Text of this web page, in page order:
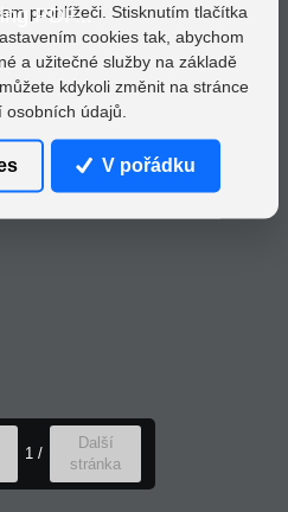
PDF...
1 /
Další
stránka
prohlížeči. Stisknutím tlačítka
cookies tak, abychom
a užitečné služby na základě
kdykoli změnit na stránce
údajů.
V pořádku